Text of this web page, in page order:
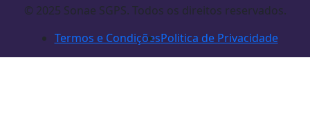
© 2025 Sonae SGPS. Todos os direitos reservados.
Termos e CondiçõesPolitica de Privacidade